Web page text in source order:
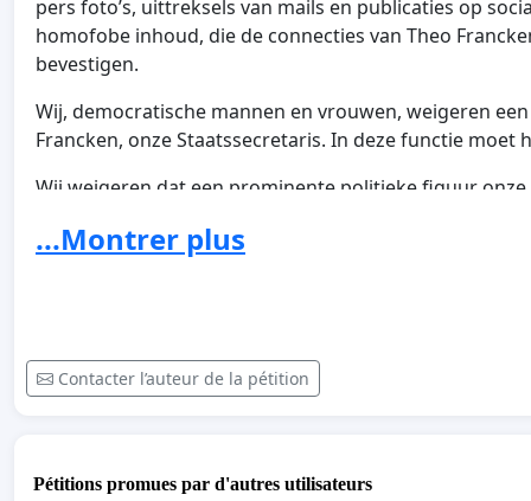
pers foto’s, uittreksels van mails en publicaties op
homofobe inhoud, die de connecties van Theo
bevestigen.
Wij, democratische mannen en vrouwen, weigeren
Francken, onze Staatssecretaris. In deze functie
Wij weigeren dat een prominente politieke figuur
Wij veroordelen de verklaringen die voor angst, haat
Wij weigeren een justitie met twee snelheden, die de
met de misdrijven gepleegd door de
buitenlandse afkomst, die in een situatie van
...Montrer plus
Contacter l’auteur de la pétition
Pétitions promues par d'autres utilisateurs